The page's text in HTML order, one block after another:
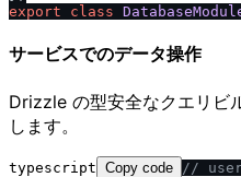
export
class
サービスでのデータ操作
Drizzle の型安全なクエリビ
します。
typescript Copy code / /